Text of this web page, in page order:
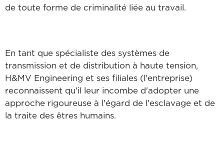
de toute forme de criminalité liée au travail.
En tant que spécialiste des systèmes de
transmission et de distribution à haute tension,
H&MV Engineering et ses filiales (l'entreprise)
reconnaissent qu'il leur incombe d'adopter une
approche rigoureuse à l'égard de l'esclavage et de
la traite des êtres humains.